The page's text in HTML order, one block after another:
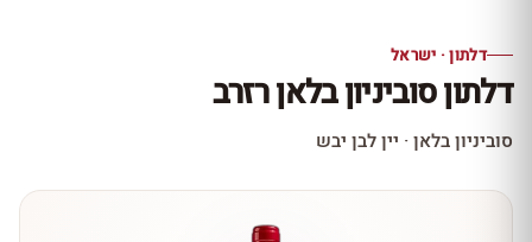
10% הנחה
עכשיו ב-10% הנחה
דלתון · ישראל
דלתון סוביניון בלאן רזרב
סוביניון בלאן · יין לבן יבש